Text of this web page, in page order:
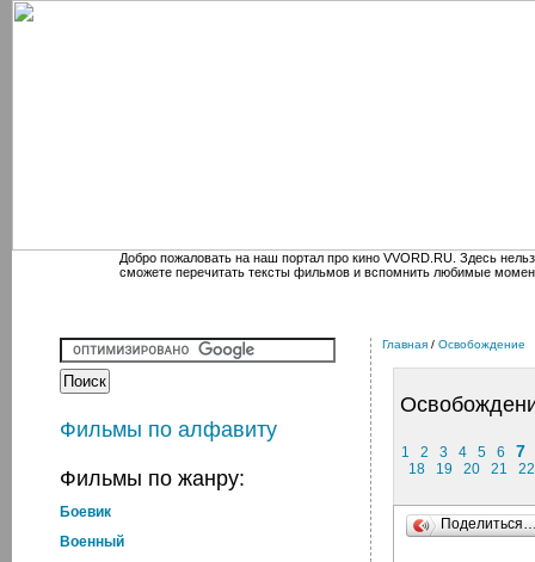
Добро пожаловать на наш портал про кино VVORD.RU. Здесь
сможете перечитать тексты фильмов и вспомнить любимые
Фильмы по алфавиту
Фильмы по жанру:
Боевик
Военный
Главная / Освобождение
1 2 3 4 5 6 7
18 19 20 21 22